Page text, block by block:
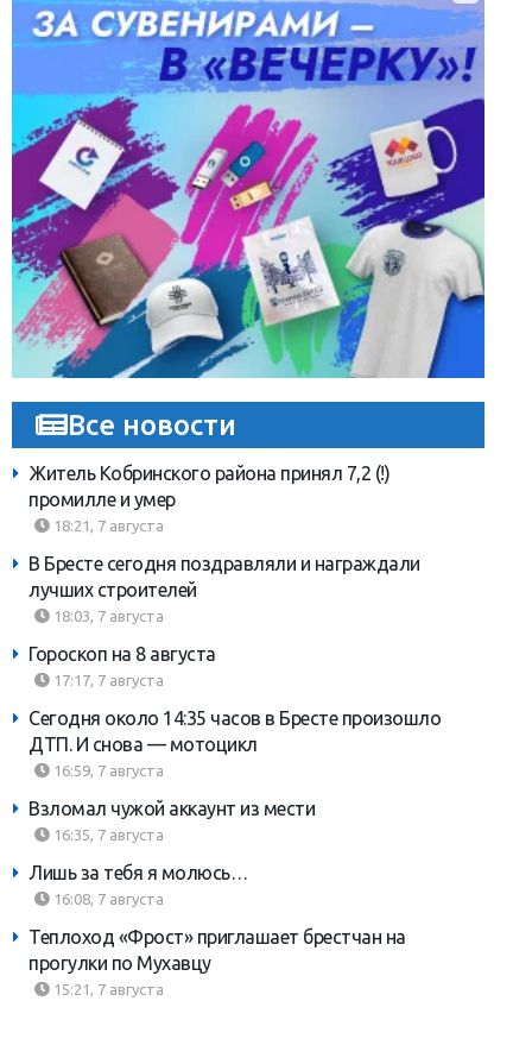
Все новости
Житель Кобринского района принял 7,2 (!)
промилле и умер
18:21, 7 августа
В Бресте сегодня поздравляли и награждали
лучших строителей
18:03, 7 августа
Гороскоп на 8 августа
17:17, 7 августа
Сегодня около 14:35 часов в Бресте произошло
ДТП. И снова — мотоцикл
16:59, 7 августа
Взломал чужой аккаунт из мести
16:35, 7 августа
Лишь за тебя я молюсь…
16:08, 7 августа
Теплоход «Фрост» приглашает брестчан на
прогулки по Мухавцу
15:21, 7 августа